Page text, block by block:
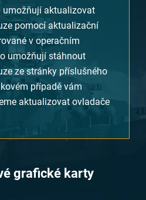
umožňují aktualizovat
pomocí aktualizační
v operačním
umožňují stáhnout
ze stránky příslušného
případě vám
aktualizovat ovladače
grafické karty